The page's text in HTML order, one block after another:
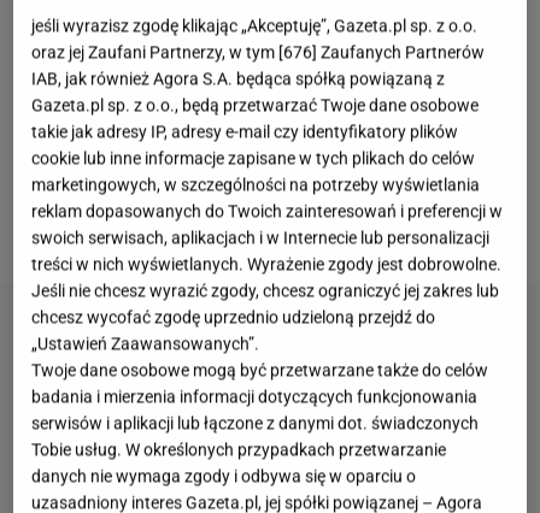
smakuje.Możesz dodać do niej co tylko chcesz: sok
z cytryny, miód, imbir, maliny, przyprawy korzenne i
znacznie więcej, dzięki czemu stanie się tak
pyszna, że na jednym kubku się nie skończy.
Ponadto herbata jest zdrowa, jednak ze względu na
zawartość kofeiny nie każdy chce i może ją pić. Na
szczęście można zamienić ją na inny napar.
jeśli wyrazisz zgodę klikając „Akceptuję”, Gazeta.pl sp. z o.o.
oraz jej Zaufani Partnerzy, w tym [676] Zaufanych Partnerów
IAB, jak również Agora S.A. będąca spółką powiązaną z
Gazeta.pl sp. z o.o., będą przetwarzać Twoje dane osobowe
takie jak adresy IP, adresy e-mail czy identyfikatory plików
cookie lub inne informacje zapisane w tych plikach do celów
marketingowych, w szczególności na potrzeby wyświetlania
reklam dopasowanych do Twoich zainteresowań i preferencji w
swoich serwisach, aplikacjach i w Internecie lub personalizacji
treści w nich wyświetlanych. Wyrażenie zgody jest dobrowolne.
Jeśli nie chcesz wyrazić zgody, chcesz ograniczyć jej zakres lub
chcesz wycofać zgodę uprzednio udzieloną przejdź do
„Ustawień Zaawansowanych”.
Twoje dane osobowe mogą być przetwarzane także do celów
badania i mierzenia informacji dotyczących funkcjonowania
serwisów i aplikacji lub łączone z danymi dot. świadczonych
Tobie usług. W określonych przypadkach przetwarzanie
danych nie wymaga zgody i odbywa się w oparciu o
uzasadniony interes Gazeta.pl, jej spółki powiązanej – Agora